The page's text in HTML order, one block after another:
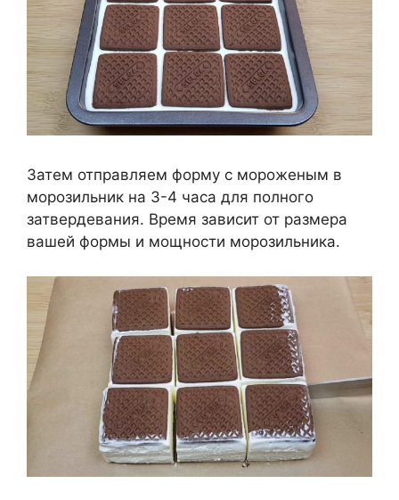
Затем отправляем форму с мороженым в
морозильник на 3-4 часа для полного
затвердевания. Время зависит от размера
вашей формы и мощности морозильника.